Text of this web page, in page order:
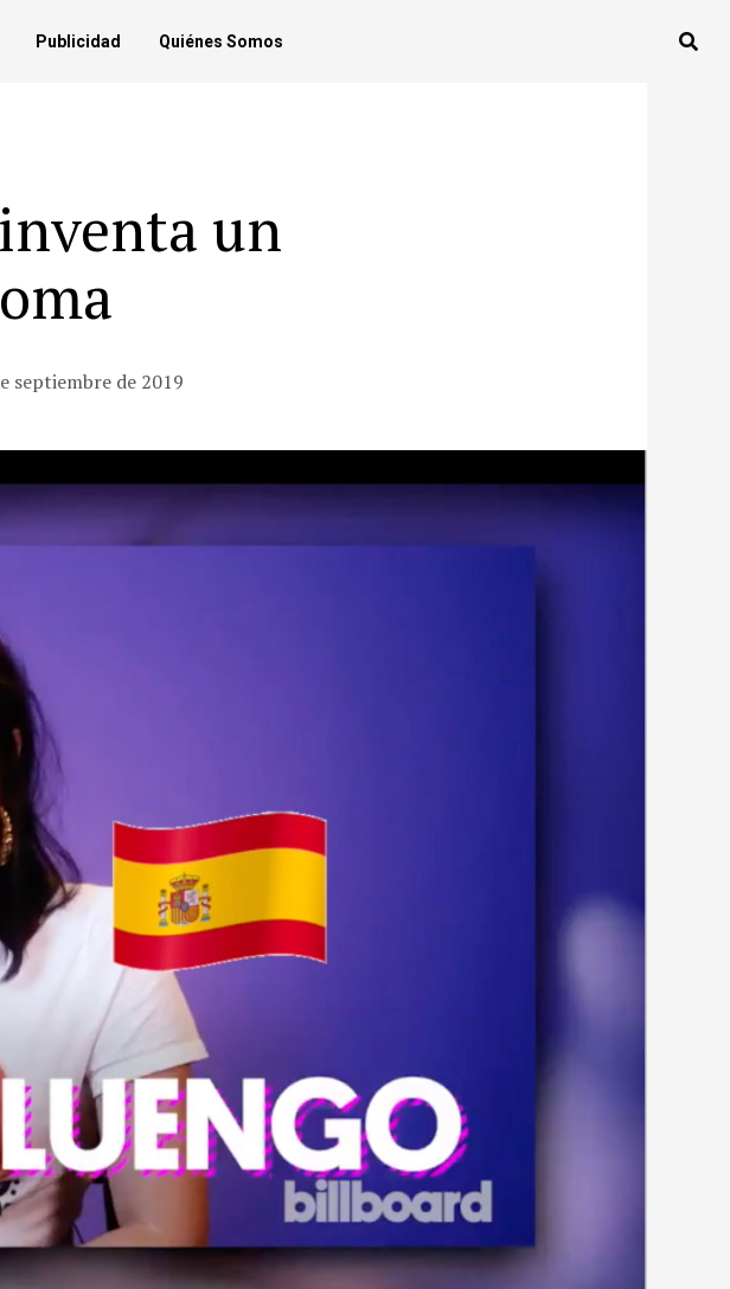
Publicidad Quiénes Somos
un
septiembre de 2019